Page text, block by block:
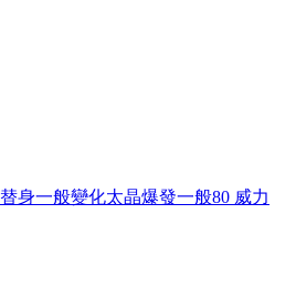
替身一般變化太晶爆發一般80 威力